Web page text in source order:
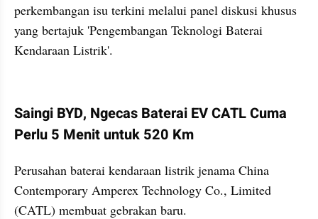
perkembangan isu terkini melalui panel diskusi khusus
yang bertajuk 'Pengembangan Teknologi Baterai
Kendaraan Listrik'.
Saingi BYD, Ngecas Baterai EV CATL Cuma
Perlu 5 Menit untuk 520 Km
Perusahan baterai kendaraan listrik jenama China
Contemporary Amperex Technology Co., Limited
(CATL) membuat gebrakan baru.